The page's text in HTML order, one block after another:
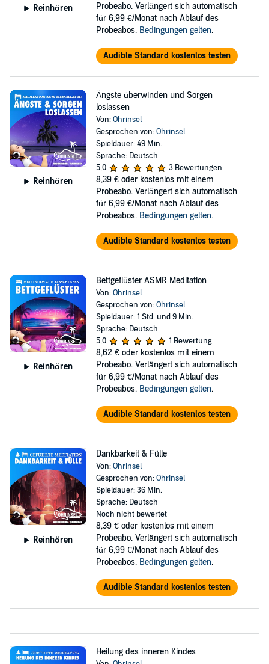
Reinhören
Probeabo. Verlängert sich automatisch
für 6,99 €/Monat nach Ablauf des
Probeabos. Bedingungen gelten.
Audible Standard kostenlos testen
Reinhören
Ängste überwinden und Sorgen
loslassen
Von:Ohrinsel
Gesprochen von:Ohrinsel
Spieldauer: 49 Min.
Sprache: Deutsch
5,0
3 Bewertungen
8,39 € oder kostenlos mit einem
Probeabo. Verlängert sich automatisch
für 6,99 €/Monat nach Ablauf des
Probeabos. Bedingungen gelten.
Audible Standard kostenlos testen
Reinhören
Bettgeflüster ASMR Meditation
Von:Ohrinsel
Gesprochen von:Ohrinsel
Spieldauer: 1 Std. und 9 Min.
Sprache: Deutsch
5,0
1 Bewertung
8,62 € oder kostenlos mit einem
Probeabo. Verlängert sich automatisch
für 6,99 €/Monat nach Ablauf des
Probeabos. Bedingungen gelten.
Audible Standard kostenlos testen
Reinhören
Dankbarkeit & Fülle
Von:Ohrinsel
Gesprochen von:Ohrinsel
Spieldauer: 36 Min.
Sprache: Deutsch
Noch nicht bewertet
8,39 € oder kostenlos mit einem
Probeabo. Verlängert sich automatisch
für 6,99 €/Monat nach Ablauf des
Probeabos. Bedingungen gelten.
Audible Standard kostenlos testen
Heilung des inneren Kindes